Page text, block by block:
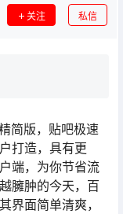
关注 私信
简版，贴吧极速
打造，具有更
端，为你节省流
臃肿的今天，百
界面简单清爽，